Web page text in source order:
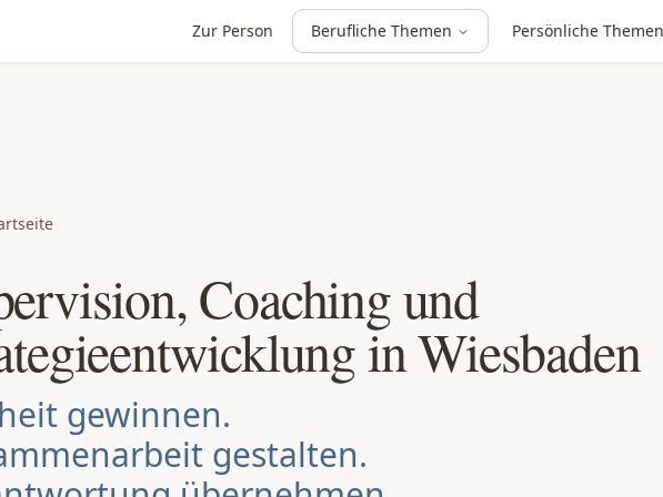
Zur Person Berufliche Themen Persönliche Themen
Coaching und
in Wiesbaden
gewinnen.
gestalten.